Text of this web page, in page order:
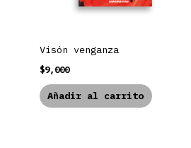
Visón venganza
$9,000
Añadir al carrito